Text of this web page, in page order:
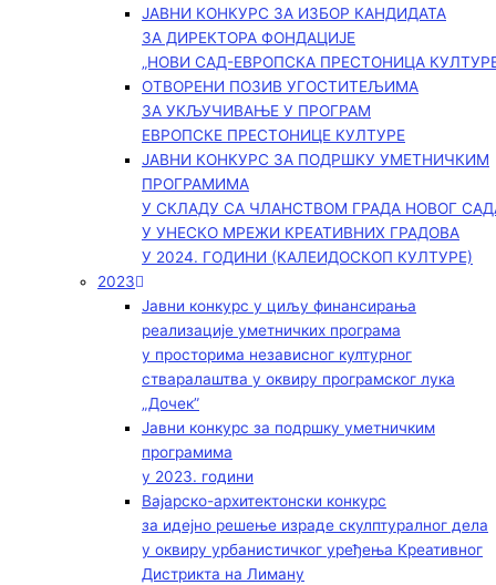
ЈАВНИ КОНКУРС ЗА ИЗБОР КАНДИДАТА
ЗА ДИРЕКТОРА ФОНДАЦИЈЕ
„НОВИ САД-ЕВРОПСКА ПРЕСТОНИЦА
ОТВОРЕНИ ПОЗИВ УГОСТИТЕЉИМА
ЗА УКЉУЧИВАЊЕ У ПРОГРАМ
ЕВРОПСКЕ ПРЕСТОНИЦЕ КУЛТУРЕ
ЈАВНИ КОНКУРС ЗА ПОДРШКУ УМЕТНИЧКИМ
ПРОГРАМИМА
У СКЛАДУ СА ЧЛАНСТВОМ ГРАДА НОВОГ
У УНЕСКО МРЕЖИ КРЕАТИВНИХ ГРАДОВА
У 2024. ГОДИНИ (КАЛЕИДОСКОП КУЛТУРЕ)
2023
Јавни конкурс у циљу финансирања
реализације уметничких програма
у просторима независног културног
стваралаштва у оквиру програмског лука
„Дочек”
Јавни конкурс за подршку уметничким
програмима
у 2023. години
Вајарско-архитектонски конкурс
за идејно решење израде скулптуралног дела
у оквиру урбанистичког уређења Креативног
Дистрикта на Лиману